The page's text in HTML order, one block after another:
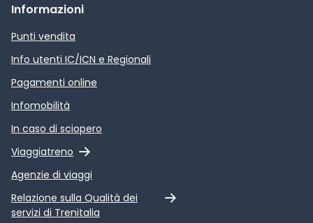
Informazioni
Punti vendita
Info utenti IC/ICN e Regionali
Pagamenti online
Infomobilità
In caso di sciopero
Viaggiatreno
Link esterno
Agenzie di viaggi
Relazione sulla Qualità dei
servizi di Trenitalia
Link esterno